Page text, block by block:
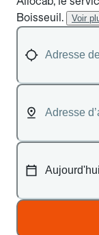
Boisseuil.
Voir